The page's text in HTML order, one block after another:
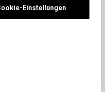
werden.
Einstellungen